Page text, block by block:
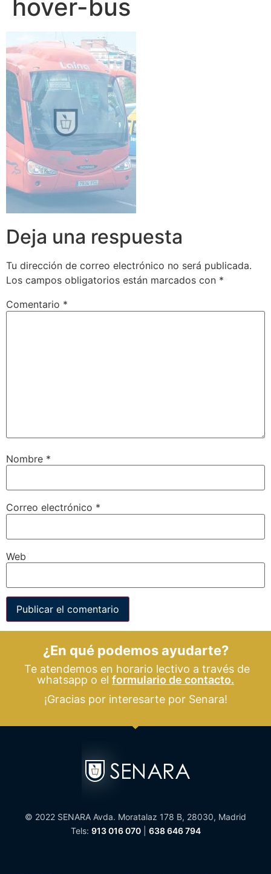
hover-bus
Deja una respuesta
Tu dirección de correo electrónico no será publicada.
Los campos obligatorios están marcados con *
Comentario *
Nombre *
Correo electrónico *
Web
¿En qué podemos ayudarte?
Te atendemos en horario lectivo a través de
whatsapp o el formulario de contacto.
¡Gracias por interesarte por Senara!
© 2022 SENARA Avda. Moratalaz 178 B, 28030, Madrid
Tels: 913 016 070| 638 646 794